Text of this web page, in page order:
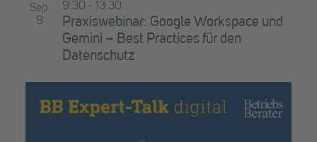
Sep.
9
Praxiswebinar: Google Workspace und
Gemini – Best Practices für den
Datenschutz
9:30 - 13:30